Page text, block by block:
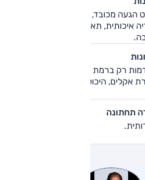
הגעה מכובד, מרחב פנים גדול מלפנים,
איכותית, תא מטען גדול, ביצועים
רק ברמת הגימור הגבוהה, חוסרי
אקלים, היכולת הדינמית אינה גבוהה
תחתונה